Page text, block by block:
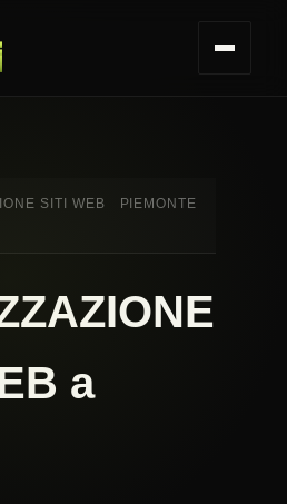
SITI WEB
PIEMONTE
a